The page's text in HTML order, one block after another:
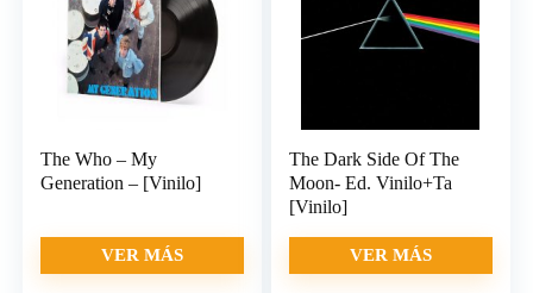
The Who – My
Generation – [Vinilo]
VER MÁS
The Dark Side Of The
Moon- Ed. Vinilo+Ta
[Vinilo]
VER MÁS